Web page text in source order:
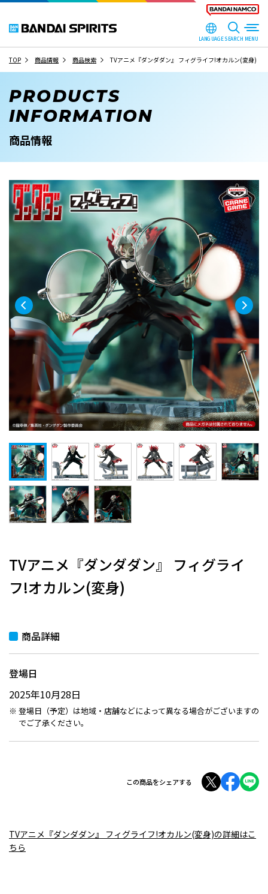
LANGUAGESEARCH
TOP 商品情報 商品検索 TVアニメ『ダンダダン』 フィグライフ!オカルン(変身)
PRODUCTS
INFORMATION
商品情報
TVアニメ『ダンダダン』 フィグライ
フ!オカルン(変身)
商品詳細
登場日
2025年10月28日
登場日（予定）は地域・店舗などによって異なる場合がございますの
でご了承ください。
この商品をシェアする
TVアニメ『ダンダダン』 フィグライフ!オカルン(変身)の詳細はこ
ちら